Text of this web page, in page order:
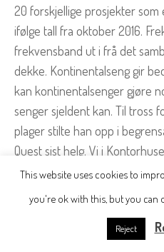
20 forskjellige prosjekter
ifølge tall fra oktober 2016.
frekvensband ut i frå det
dekke. Kontinentalseng gir
kan kontinentalsenger gjøre
senger sjeldent kan. Til tross
plager stilte han opp i
Quest sist helg. Vi i
svært unikeAsa akira
verdifulle, og vi tror at dette
værende. Om en faller ned
kunne være aktuelt med
This website uses cookies to
you're ok with this, but you can
Reject